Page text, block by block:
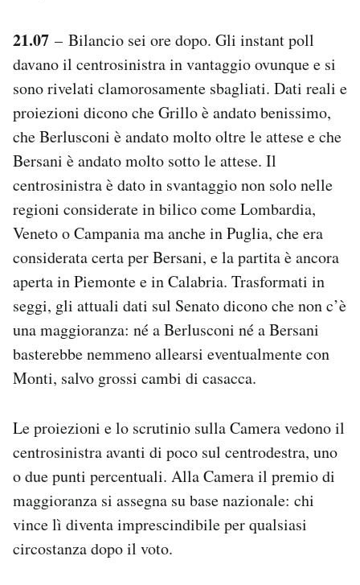
21.07 – Bilancio sei ore dopo. Gli instant poll
davano il centrosinistra in vantaggio ovunque e si
sono rivelati clamorosamente sbagliati. Dati reali e
proiezioni dicono che Grillo è andato benissimo,
che Berlusconi è andato molto oltre le attese e che
Bersani è andato molto sotto le attese. Il
centrosinistra è dato in svantaggio non solo nelle
regioni considerate in bilico come Lombardia,
Veneto o Campania ma anche in Puglia, che era
considerata certa per Bersani, e la partita è ancora
aperta in Piemonte e in Calabria. Trasformati in
seggi, gli attuali dati sul Senato dicono che non c’è
una maggioranza: né a Berlusconi né a Bersani
basterebbe nemmeno allearsi eventualmente con
Monti, salvo grossi cambi di casacca.
Le proiezioni e lo scrutinio sulla Camera vedono il
centrosinistra avanti di poco sul centrodestra, uno
o due punti percentuali. Alla Camera il premio di
maggioranza si assegna su base nazionale: chi
vince lì diventa imprescindibile per qualsiasi
circostanza dopo il voto.